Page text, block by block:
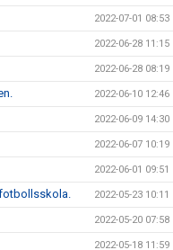
2022-07-01 08:53
2022-06-28 11:15
2022-06-28 08:19
2022-06-10 12:46
2022-06-09 14:30
2022-06-07 10:19
2022-06-01 09:51
2022-05-23 10:11
2022-05-20 07:58
2022-05-18 11:59